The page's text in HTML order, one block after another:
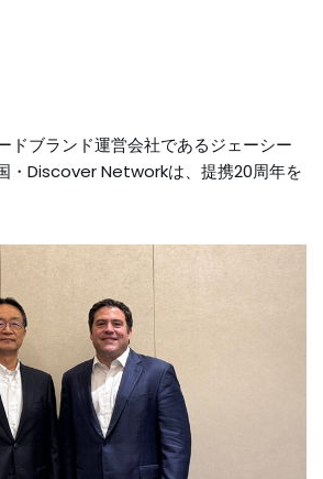
ドブランド運営会社であるジェーシー
・Discover Networkは、提携20周年を